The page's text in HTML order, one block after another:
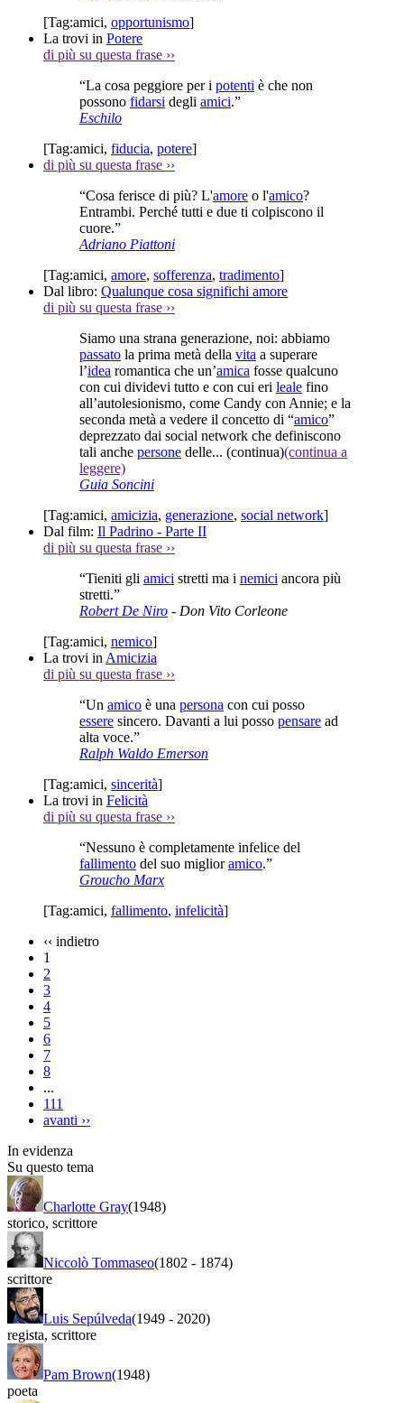
[Tag:amici, opportunismo]
La trovi in Potere
di più su questa frase ››
“La cosa peggiore per i potenti è che non
possono fidarsi degli amici.”
Eschilo
[Tag:amici, fiducia, potere]
di più su questa frase ››
“Cosa ferisce di più? L'amore o l'amico?
Entrambi. Perché tutti e due ti colpiscono il
cuore.”
Adriano Piattoni
[Tag:amici, amore, sofferenza, tradimento]
Dal libro: Qualunque cosa significhi amore
di più su questa frase ››
Siamo una strana generazione, noi: abbiamo
passato la prima metà della vita a superare
l’idea romantica che un’amica fosse qualcuno
con cui dividevi tutto e con cui eri leale fino
all’autolesionismo, come Candy con Annie; e la
seconda metà a vedere il concetto di “amico”
deprezzato dai social network che definiscono
tali anche persone delle... (continua)(continua a
leggere)
Guia Soncini
[Tag:amici, amicizia, generazione, social network]
Dal film: Il Padrino - Parte II
di più su questa frase ››
“Tieniti gli amici stretti ma i nemici ancora più
stretti.”
Robert De Niro - Don Vito Corleone
[Tag:amici, nemico]
La trovi in Amicizia
di più su questa frase ››
“Un amico è una persona con cui posso
essere sincero. Davanti a lui posso pensare ad
alta voce.”
Ralph Waldo Emerson
[Tag:amici, sincerità]
La trovi in Felicità
di più su questa frase ››
“Nessuno è completamente infelice del
fallimento del suo miglioramico.”
Groucho Marx
[Tag:amici, fallimento, infelicità]
‹‹ indietro
1
2
3
4
5
6
7
8
...
111
avanti ››
In evidenza
Su questo tema
Charlotte Gray(1948)
storico, scrittore
Niccolò Tommaseo(1802 - 1874)
scrittore
Luis Sepúlveda(1949 - 2020)
regista, scrittore
Pam Brown(1948)
poeta